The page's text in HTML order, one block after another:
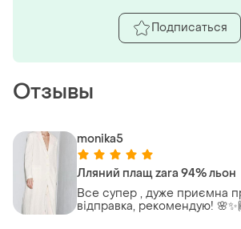
Отзывы
monika5
Лляний плащ zara 94% льон
Все супер , дуже приємна
відправка, рекомендую!
Подписаться